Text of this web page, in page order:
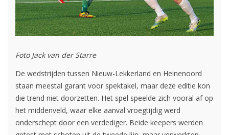
Foto Jack van der Starre
De wedstrijden tussen Nieuw-Lekkerland en Heinenoord
staan meestal garant voor spektakel, maar deze editie kon
die trend niet doorzetten. Het spel speelde zich vooral af op
het middenveld, waar elke aanval vroegtijdig werd
onderschept door een verdediger. Beide keepers werden